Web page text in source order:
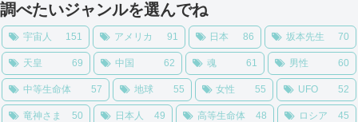
調べたいジャンルを選んでね
宇宙人 151 アメリカ 91 日本 86 坂本先生 70
天皇 69 中国 62 魂 61 男性 60
中等生命体 57 地球 55 女性 55 UFO 52
竜神さま 50 日本人 49 高等生命体 48 ロシア 45